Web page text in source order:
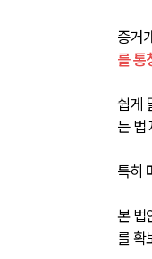
증거
를 통
쉽게
는 법
특히
본 법
를 확